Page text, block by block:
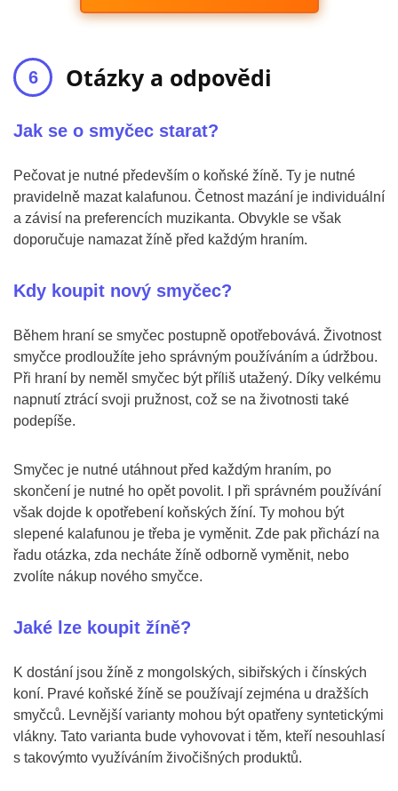
Otázky a odpovědi
Jak se o smyčec starat?
Pečovat je nutné především o koňské žíně. Ty je nutné
pravidelně mazat kalafunou. Četnost mazání je individuální
a závisí na preferencích muzikanta. Obvykle se však
doporučuje namazat žíně před každým hraním.
Kdy koupit nový smyčec?
Během hraní se smyčec postupně opotřebovává. Životnost
smyčce prodloužíte jeho správným používáním a údržbou.
Při hraní by neměl smyčec být příliš utažený. Díky velkému
napnutí ztrácí svoji pružnost, což se na životnosti také
podepíše.
Smyčec je nutné utáhnout před každým hraním, po
skončení je nutné ho opět povolit. I při správném používání
však dojde k opotřebení koňských žíní. Ty mohou být
slepené kalafunou je třeba je vyměnit. Zde pak přichází na
řadu otázka, zda necháte žíně odborně vyměnit, nebo
zvolíte nákup nového smyčce.
Jaké lze koupit žíně?
K dostání jsou žíně z mongolských, sibiřských i čínských
koní. Pravé koňské žíně se používají zejména u dražších
smyčců. Levnější varianty mohou být opatřeny syntetickými
vlákny. Tato varianta bude vyhovovat i těm, kteří nesouhlasí
s takovýmto využíváním živočišných produktů.